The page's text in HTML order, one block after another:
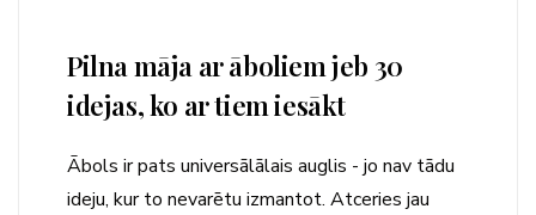
Pilna māja ar āboliem jeb 30
idejas, ko ar tiem iesākt
Ābols ir pats universālālais auglis - jo nav tādu
ideju, kur to nevarētu izmantot. Atceries jau